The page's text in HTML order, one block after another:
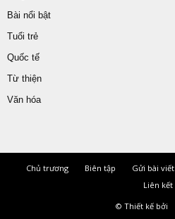
Bài nổi bật
Tuổi trẻ
Quốc tế
Từ thiện
Văn hóa
Chủ trương Biên tập Gửi bài viết
Liên kết
© Thiết kế bởi